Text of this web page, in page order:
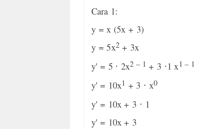
Cara 1:
y = x (5x + 3)
y = 5x2+ 3x
y' = 5 ⋅ 2x2 – 1 + 3 ⋅1 x1 – 1
y' = 10x1 + 3 ⋅ x0
y' = 10x + 3 ⋅ 1
y' = 10x + 3